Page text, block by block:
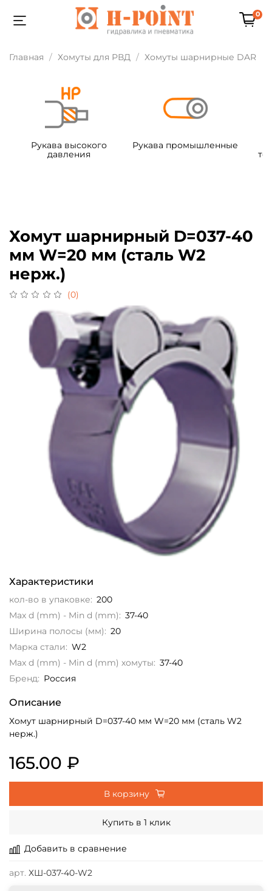
0
Главная Хомуты для РВД Хомуты шарнирные DAR
Рукава высокого
давления
Рукава промышленные
Хомут шарнирный D=037-40
мм W=20 мм (сталь W2
нерж.)
(0)
Добавить в сравнение
арт. ХШ-037-40-W2
Характеристики
кол-во в упаковке: 200
Max d (mm) - Min d (mm): 37-40
Ширина полосы (мм): 20
Марка стали: W2
Max d (mm) - Min d (mm) хомуты: 37-40
Бренд: Россия
Описание
Хомут шарнирный D=037-40 мм W=20 мм (сталь W2
нерж.)
165.00 ₽
В корзину
Купить в 1 клик